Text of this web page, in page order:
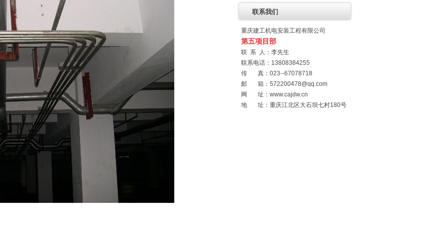
联系我们
重庆建工机电安装工程有限公司
第五项目部
联 系 人：李先生
联系电话：13808384255
传 真：023--67078718
邮 箱： 572200478@qq.com
网 址： www.cajdw.cn
地 址：重庆江北区大石坝七村180号